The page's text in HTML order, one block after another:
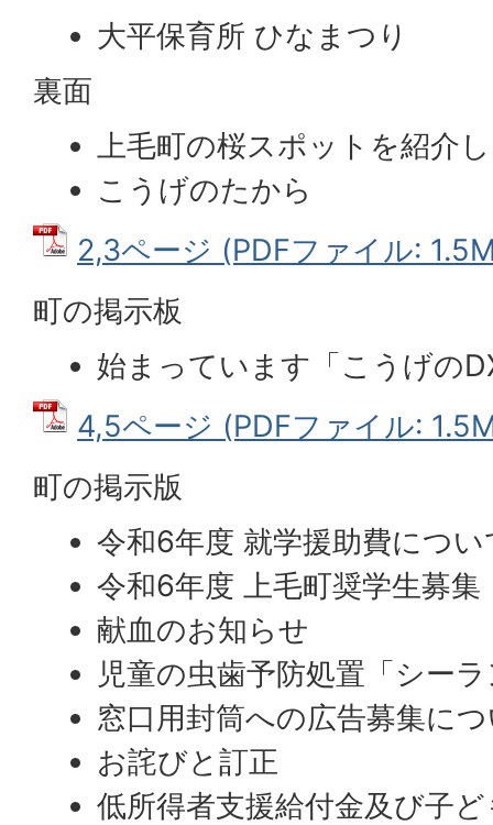
大平保育所 ひなまつり
裏面
上毛町の桜スポットを紹介
こうげのたから
2,3ページ (PDFファイル:
町の掲示板
始まっています「こうげの
4,5ページ (PDFファイル:
町の掲示版
令和6年度 就学援助費につい
令和6年度 上毛町奨学生募集
献血のお知らせ
児童の虫歯予防処置「シー
窓口用封筒への広告募集に
お詫びと訂正
低所得者支援給付金及び子